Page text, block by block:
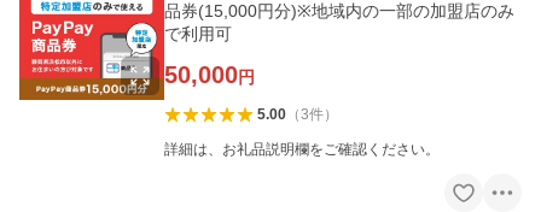
品券(15,000円分)※地域内の一部の加盟店のみ
で利用可
50,000円
5.00（3件）
詳細は、お礼品説明欄をご確認ください。